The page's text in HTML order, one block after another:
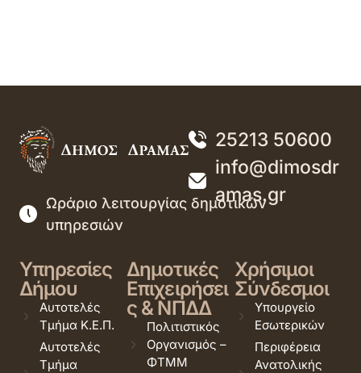
25213 50600
info@dimosdr
amas.gr
Ωράριο λειτουργίας δημοτικών
υπηρεσιών
Υπηρεσίες
Δήμου
Αυτοτελές
Τμήμα Κ.Ε.Π.
Αυτοτελές
Τμήμα
Δημοτικές
Επιχειρήσει
ς & ΝΠΔΔ
Πολιτιστικός
Οργανισμός –
ΦΤΜΜ
Χρήσιμοι
Σύνδεσμοι
Υπουργείο
Εσωτερικών
Περιφέρεια
Ανατολικής